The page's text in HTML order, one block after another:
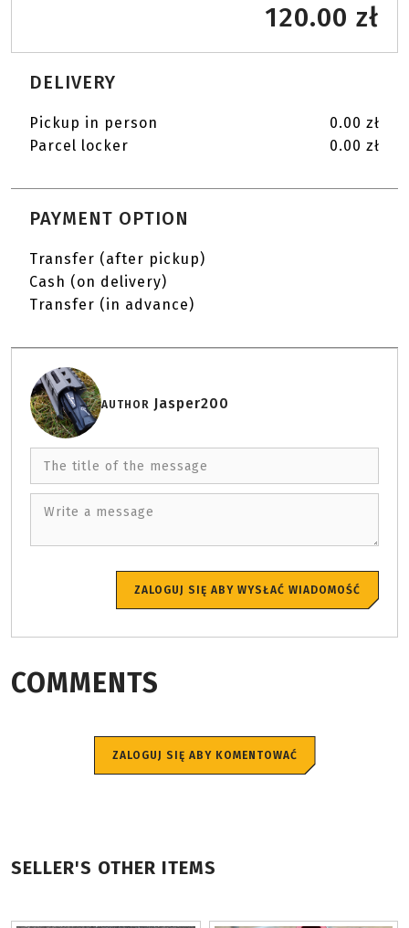
120.00 zł
DELIVERY
Pickup in person
0.00 zł
Parcel locker
0.00 zł
PAYMENT OPTION
Transfer (after pickup)
Cash (on delivery)
Transfer (in advance)
AUTHOR Jasper200
The title of the message
Write a message
ZALOGUJ SIĘ ABY WYSŁAĆ WIADOMOŚĆ
COMMENTS
ZALOGUJ SIĘ ABY KOMENTOWAĆ
SELLER'S OTHER ITEMS